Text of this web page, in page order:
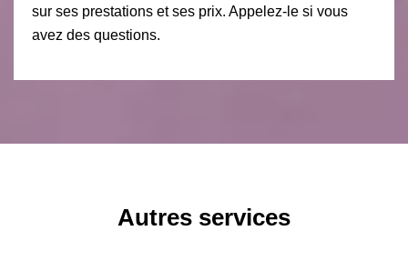
sur ses prestations et ses prix. Appelez-le si vous
avez des questions.
Autres services